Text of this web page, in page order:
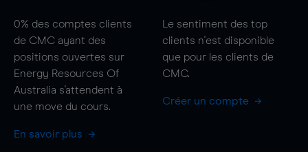
0% des comptes clients
de CMC ayant des
positions ouvertes sur
Energy Resources Of
Australia s'attendent à
une move du cours.
En savoir plus
Le sentiment des top
clients n'est disponible
que pour les clients de
CMC.
Créer un compte